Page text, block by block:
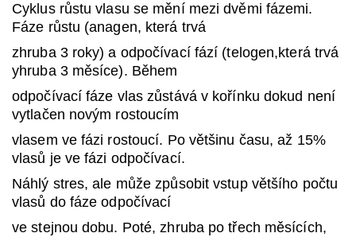
Cyklus růstu vlasu se mění mezi dvěmi fázemi.
Fáze růstu (anagen, která trvá
zhruba 3 roky) a odpočívací fází (telogen,která trvá
yhruba 3 měsíce). Během
odpočívací fáze vlas zůstává v kořínku dokud není
vytlačen novým rostoucím
vlasem ve fázi rostoucí. Po většinu času, až 15%
vlasů je ve fázi odpočívací.
Náhlý stres, ale může způsobit vstup většího počtu
vlasů do fáze odpočívací
ve stejnou dobu. Poté, zhruba po třech měsících,